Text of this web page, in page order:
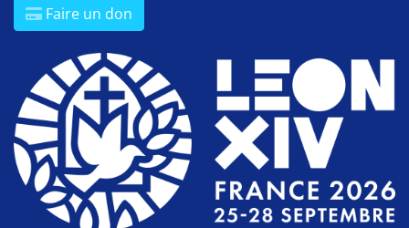
Faire un don